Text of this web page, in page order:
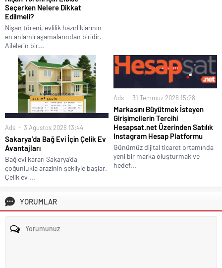
Seçerken Nelere Dikkat
Edilmeli?
Nişan töreni, evlilik hazırlıklarının
en anlamlı aşamalarından biridir.
Ailelerin bir...
Ads 3 Ağustos 2026 13:44
Sakarya’da Bağ Evi İçin Çelik Ev
Avantajları
Bağ evi kararı Sakarya’da
çoğunlukla arazinin şekliyle başlar.
Çelik ev,...
Ads 31 Temmuz 2026 15:28
Markasını Büyütmek İsteyen
Girişimcilerin Tercihi
Hesapsat.net Üzerinden Satılık
Instagram Hesap Platformu
Günümüz dijital ticaret ortamında
yeni bir marka oluşturmak ve
hedef...
YORUMLAR